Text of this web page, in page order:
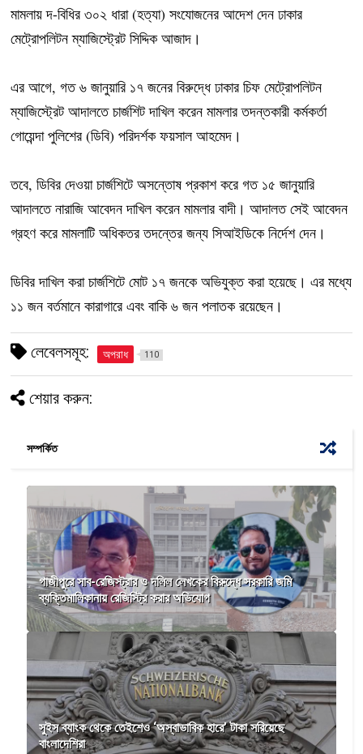
মামলায় দ-বিধির ৩০২ ধারা (হত্যা) সংযোজনের আদেশ দেন ঢাকার
মেট্রোপলিটন ম্যাজিস্ট্রেট সিদ্দিক আজাদ।
এর আগে, গত ৬ জানুয়ারি ১৭ জনের বিরুদ্ধে ঢাকার চিফ মেট্রোপলিটন
ম্যাজিস্ট্রেট আদালতে চার্জশিট দাখিল করেন মামলার তদন্তকারী কর্মকর্তা
গোয়েন্দা পুলিশের (ডিবি) পরিদর্শক ফয়সাল আহমেদ।
তবে, ডিবির দেওয়া চার্জশিটে অসন্তোষ প্রকাশ করে গত ১৫ জানুয়ারি
আদালতে নারাজি আবেদন দাখিল করেন মামলার বাদী। আদালত সেই আবেদন
গ্রহণ করে মামলাটি অধিকতর তদন্তের জন্য সিআইডিকে নির্দেশ দেন।
ডিবির দাখিল করা চার্জশিটে মোট ১৭ জনকে অভিযুক্ত করা হয়েছে। এর মধ্যে
১১ জন বর্তমানে কারাগারে এবং বাকি ৬ জন পলাতক রয়েছেন।
লেবেলসমূহ: অপরাধ 110
শেয়ার করুন:
সম্পর্কিত
গাজীপুরে সাব-রেজিস্ট্রার ও দলিল লেখকের বিরুদ্ধে সরকারি জমি
ব্যক্তিমালিকানায় রেজিস্ট্রি করার অভিযোগ
সুইস ব্যাংক থেকে তেইশেও ‘অস্বাভাবিক হারে’ টাকা সরিয়েছে
বাংলাদেশিরা